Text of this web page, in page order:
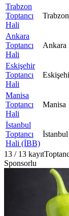
Trabzon
Toptancı
Hali
Trabzon
Ankara
Toptancı
Hali
Ankara
Eskişehir
Toptancı
Hali
Manisa
Toptancı
Hali
Manisa
İstanbul
Toptancı
Hali (İBB)
İstanbul
13 / 13 kayıt
Sponsorlu